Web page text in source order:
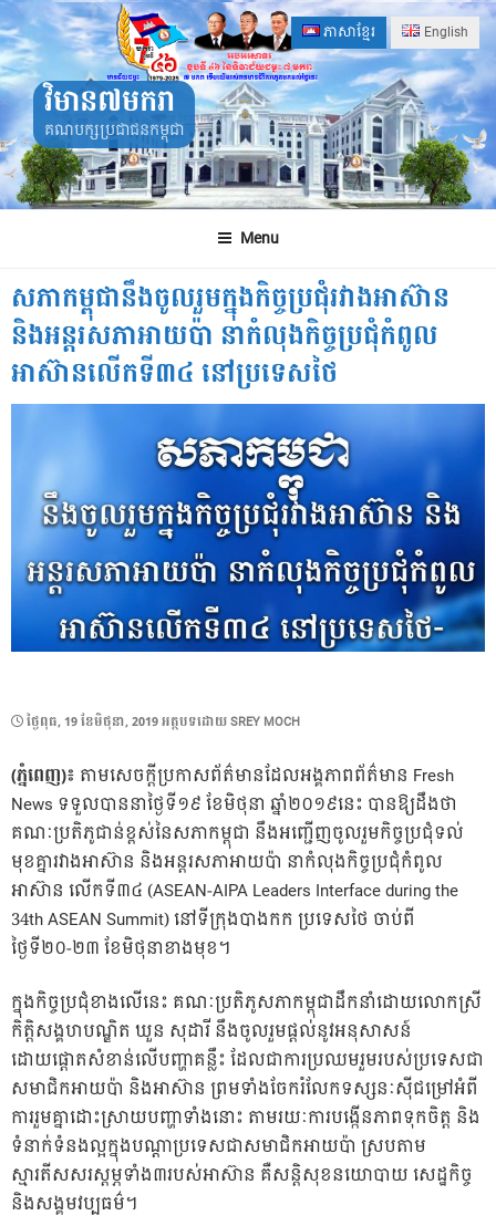
Skip
to
content
ភាសាខ្មែរ English
វិមាន៧មករា
គណបក្សប្រជាជនកម្ពុជា
Menu
សភាកម្ពុជានឹងចូលរួមក្នុងកិច្ចប្រជុំរវាងអាស៊ាន
និងអន្តរសភាអាយប៉ា នាកំលុងកិច្ចប្រជុំកំពូល
អាស៊ានលើកទី៣៤ នៅប្រទេសថៃ
POSTED
ថ្ងៃ​ពុធ, 19 ខែ​មិថុនា, 2019អត្ថបទដោយSREY MOCH
(ភ្នំពេញ)៖ តាមសេចក្ដីប្រកាសព័ត៌មានដែលអង្គភាពព័ត៌មាន Fresh
News ទទួលបាននាថ្ងៃទី១៩ ខែមិថុនា ឆ្នាំ២០១៩នេះ បានឱ្យដឹងថា
គណៈប្រតិភូជាន់ខ្ពស់នៃសភាកម្ពុជា នឹងអញ្ជើញចូលរួមកិច្ចប្រជុំទល់
មុខគ្នារវាងអាស៊ាន និងអន្តរសភាអាយប៉ា នាកំលុងកិច្ចប្រជុំកំពូល
អាស៊ាន លើកទី៣៤ (ASEAN-AIPA Leaders Interface during the
34th ASEAN Summit) នៅទីក្រុងបាងកក ប្រទេសថៃ ចាប់ពី
ថ្ងៃទី២០-២៣ ខែមិថុនាខាងមុខ។
ក្នុងកិច្ចប្រជុំខាងលើនេះ គណៈប្រតិភូសភាកម្ពុជាដឹកនាំដោយលោកស្រី
កិត្តិសង្គហបណ្ឌិត ឃួន សុដារី នឹងចូលរួមផ្តល់នូវអនុសាសន៍
ដោយផ្តោតសំខាន់លើបញ្ហាគន្លឹះ ដែលជាការប្រឈមរួមរបស់ប្រទេសជា
សមាជិកអាយប៉ា និងអាស៊ាន ព្រមទាំងចែករំលែកទស្សនៈស៊ីជម្រៅអំពី
ការរួមគ្នាដោះស្រាយបញ្ហាទាំងនោះ តាមរយៈការបង្កើនភាពទុកចិត្ត និង
ទំនាក់ទំនងល្អក្នុងបណ្តាប្រទេសជាសមាជិកអាយប៉ា ស្របតាម
ស្មារតីសសរស្តម្ភទាំង៣របស់អាស៊ាន គឺសន្តិសុខនយោបាយ សេដ្ឋកិច្ច
និងសង្គមវប្បធម៌។